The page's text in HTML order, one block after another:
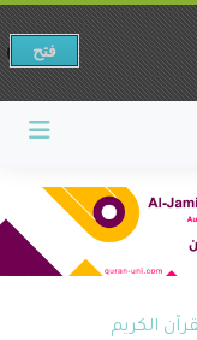
الكريم
فتح